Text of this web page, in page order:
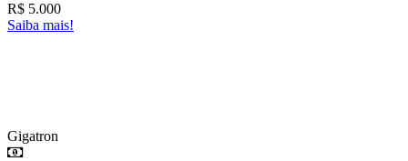
R$ 5.000
Saiba mais!
Gigatron